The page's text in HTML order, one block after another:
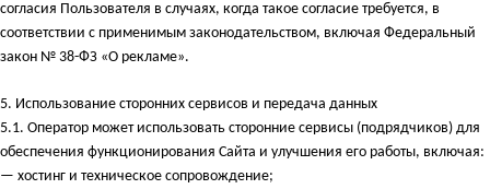
согласия Пользователя в случаях, когда такое согласие требуется, в
соответствии с применимым законодательством, включая Федеральный
закон № 38-ФЗ «О рекламе».
5. Использование сторонних сервисов и передача данных
5.1. Оператор может использовать сторонние сервисы (подрядчиков) для
обеспечения функционирования Сайта и улучшения его работы, включая:
— хостинг и техническое сопровождение;